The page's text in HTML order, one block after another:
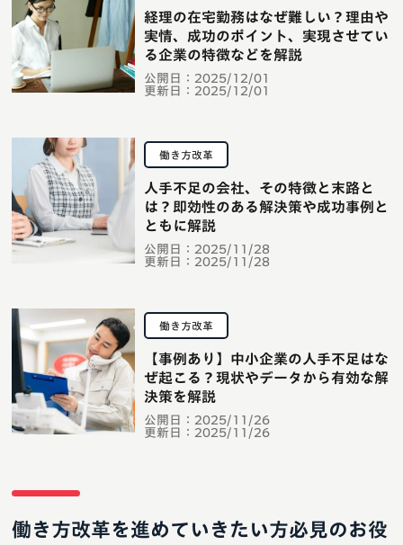
公開日： 2025/12/01
更新日： 2025/12/01
経理の在宅勤務はなぜ難しい？理由や
実情、成功のポイント、実現させてい
る企業の特徴などを解説
働き方改革
公開日： 2025/11/28
更新日： 2025/11/28
人手不足の会社、その特徴と末路と
は？即効性のある解決策や成功事例と
ともに解説
働き方改革
公開日： 2025/11/26
更新日： 2025/11/26
【事例あり】中小企業の人手不足はな
ぜ起こる？現状やデータから有効な解
決策を解説
働き方改革を進めていきたい方必見のお役